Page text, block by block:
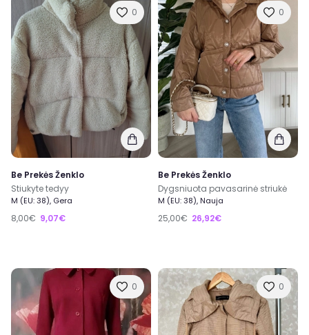
0
Be Prekės Ženklo
Stiukyte tedyy
M (EU: 38), Gera
8,00€ 9,07€
0
Be Prekės Ženklo
Dygsniuota pavasarinė striukė
M (EU: 38), Nauja
25,00€ 26,92€
0 0